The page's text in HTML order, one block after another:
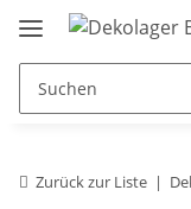
Zurück zur Liste